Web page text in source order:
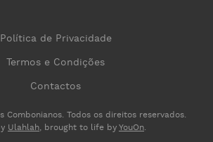
Combonianos. Todos os direitos reservados.
Ulahlah, brought to life by YouOn.
Política de Privacidade
Termos e Condições
Contactos